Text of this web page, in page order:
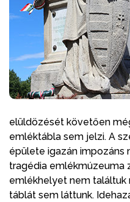
elüldözését követően
emléktábla sem jelzi. A
épülete igazán impozáns
tragédia emlékmúzeuma
emlékhelyet nem
táblát sem láttunk.